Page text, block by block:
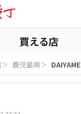
買える店
＞ 鹿児島県＞ DAIYAME